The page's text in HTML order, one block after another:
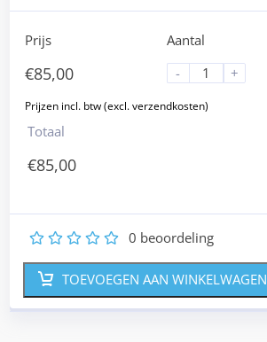
Prijs
€85,00
Aantal
-
+
Totaal
€85,00
5
4
3
2 0 beoordeling
TOEVOEGEN AAN WINKELWAGEN